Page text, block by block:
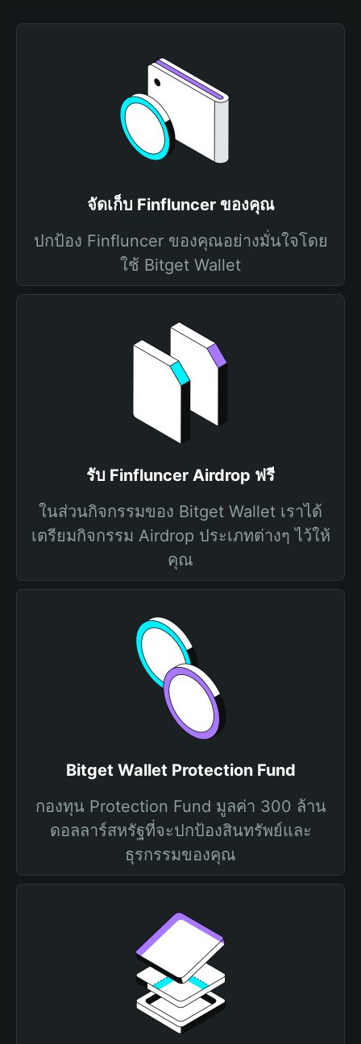
จัดเก็บ Finfluncer ของคุณ
ปกป้อง Finfluncer ของคุณอย่างมั่นใจโดย
ใช้ Bitget Wallet
รับ Finfluncer Airdrop ฟรี
ในส่วนกิจกรรมของ Bitget Wallet เราได้
เตรียมกิจกรรม Airdrop ประเภทต่างๆ ไว้ให้
คุณ
Bitget Wallet Protection Fund
กองทุน Protection Fund มูลค่า 300 ล้าน
ดอลลาร์สหรัฐที่จะปกป้องสินทรัพย์และ
ธุรกรรมของคุณ